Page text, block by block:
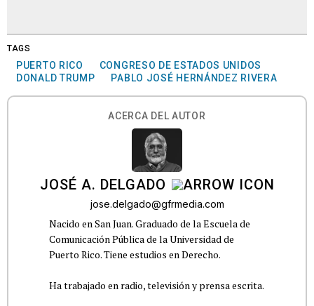
TAGS
PUERTO RICO
CONGRESO DE ESTADOS UNIDOS
DONALD TRUMP
PABLO JOSÉ HERNÁNDEZ RIVERA
ACERCA DEL AUTOR
JOSÉ A. DELGADO
jose.delgado@gfrmedia.com
Nacido en San Juan. Graduado de la Escuela de
Comunicación Pública de la Universidad de
Puerto Rico. Tiene estudios en Derecho.
Ha trabajado en radio, televisión y prensa escrita.